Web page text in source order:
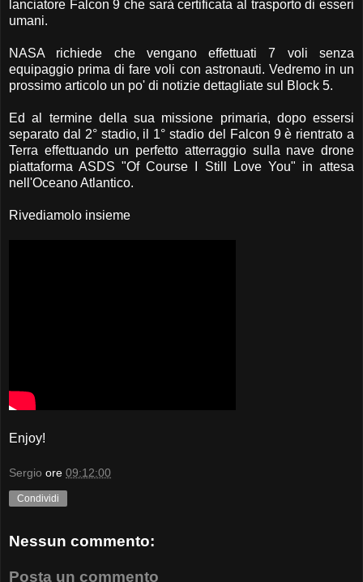
lanciatore Falcon 9 che sarà certificata al trasporto di esseri
umani.
NASA richiede che vengano effettuati 7 voli senza
equipaggio prima di fare voli con astronauti. Vedremo in un
prossimo articolo un po' di notizie dettagliate sul Block 5.
Ed al termine della sua missione primaria, dopo essersi
separato dal 2° stadio, il 1° stadio del Falcon 9 è rientrato a
Terra effettuando un perfetto atterraggio sulla nave drone
piattaforma ASDS "Of Course I Still Love You" in attesa
nell'Oceano Atlantico.
Rivediamolo insieme
Enjoy!
Sergio ore 09:12:00
Condividi
Nessun commento:
Posta un commento